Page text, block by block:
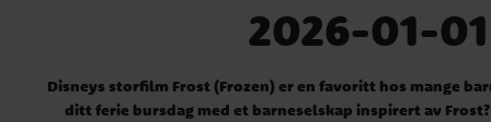
2026-01-01
Disneys storfilm Frost (Frozen) er en favoritt hos mange
ditt ferie bursdag med et barneselskap inspirert av